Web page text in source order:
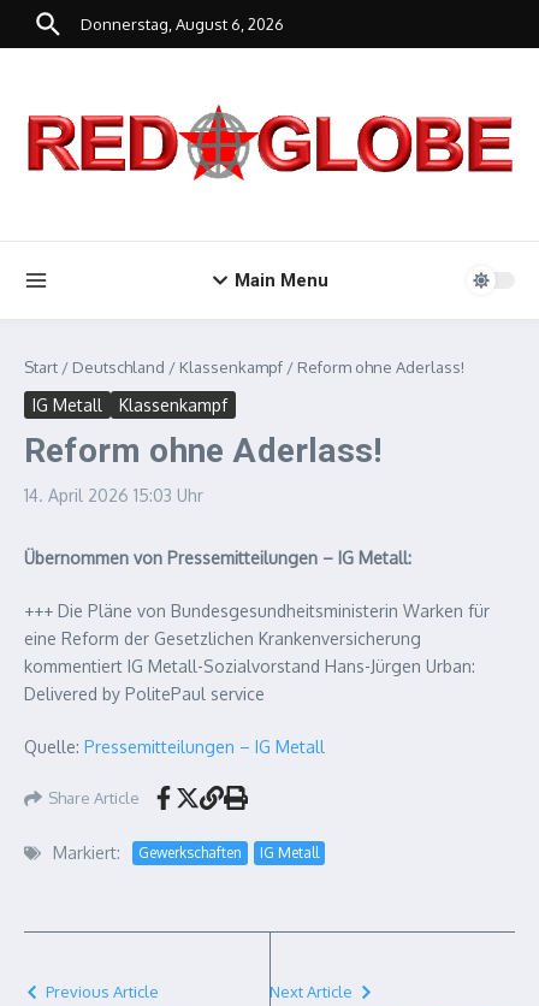
Zum Inhalt springen
Donnerstag, August 6, 2026
Main Menu
Start / Deutschland / Klassenkampf / Reform ohne Aderlass!
IG Metall Klassenkampf
Reform ohne Aderlass!
14. April 2026 15:03 Uhr
Übernommen von Pressemitteilungen – IG Metall:
+++ Die Pläne von Bundesgesundheitsministerin Warken für
eine Reform der Gesetzlichen Krankenversicherung
kommentiert IG Metall-Sozialvorstand Hans-Jürgen Urban:
Delivered by PolitePaul service
Quelle: Pressemitteilungen – IG Metall
Share Article
Markiert: Gewerkschaften IG Metall
Previous Article Next Article